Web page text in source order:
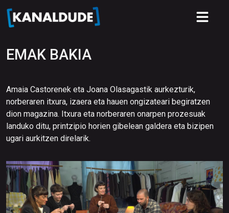
EMAK BAKIA
Amaia Castorenek eta Joana Olasagastik aurkezturik,
norberaren itxura, izaera eta hauen ongizateari begiratzen
dion magazina. Itxura eta norberaren onarpen prozesuak
landuko ditu, printzipio horien gibelean galdera eta bizipen
ugari aurkitzen direlarik.